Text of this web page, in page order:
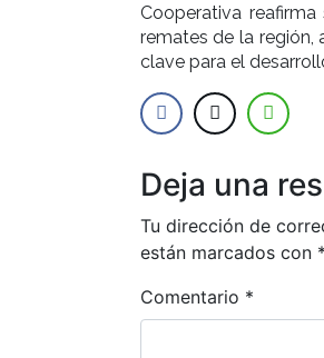
Cooperativa
remates de la región,
clave para el
Deja una
Tu dirección de
están marcados con *
Comentario *